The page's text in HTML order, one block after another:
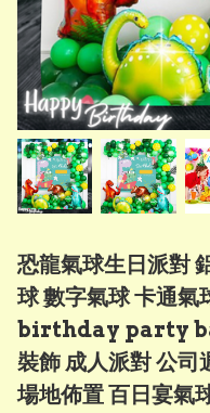
恐龍氣球生日派對
球 數字氣球 卡通氣
birthday party
裝飾 成人派對 公
場地佈置 百日宴氣